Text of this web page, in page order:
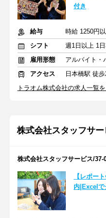
付き
給与
時給 1250円
シフト
雇用形態
アルバイト・
アクセス
日本橋駅 徒
トラオム株式会社の求人一覧
株式会社スタッフサー
株式会社スタッフサービス/37-
【レポー
内|Excelで